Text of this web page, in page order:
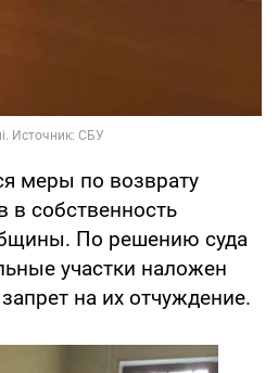
меры по возврату
в собственность
По решению суда
участки наложен
на их отчуждение.